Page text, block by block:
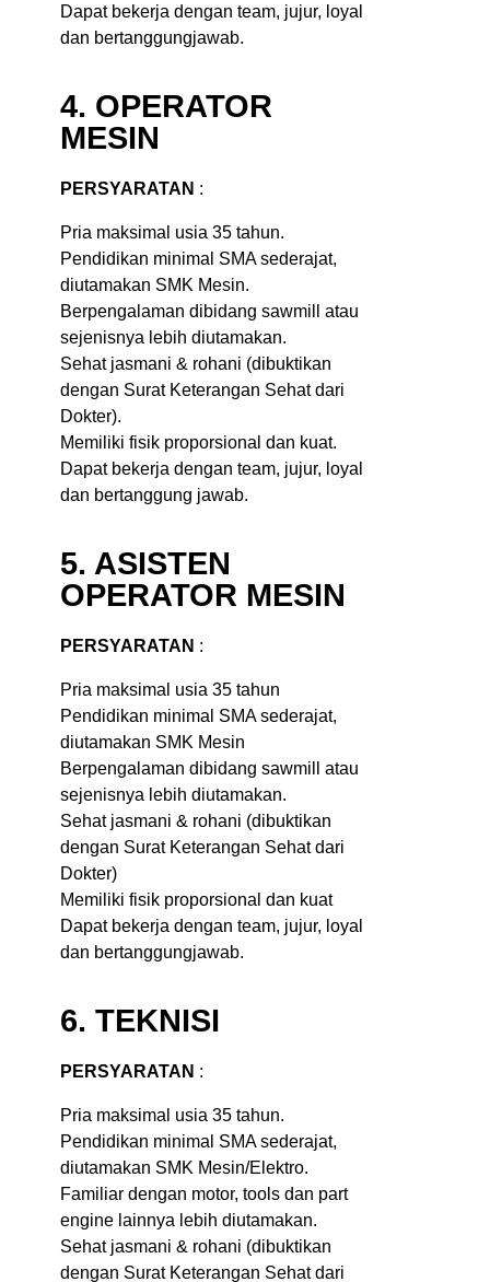
Dapat bekerja dengan team, jujur, loyal
dan bertanggungjawab.
4. OPERATOR
MESIN
PERSYARATAN :
Pria maksimal usia 35 tahun.
Pendidikan minimal SMA sederajat,
diutamakan SMK Mesin.
Berpengalaman dibidang sawmill atau
sejenisnya lebih diutamakan.
Sehat jasmani & rohani (dibuktikan
dengan Surat Keterangan Sehat dari
Dokter).
Memiliki fisik proporsional dan kuat.
Dapat bekerja dengan team, jujur, loyal
dan bertanggung jawab.
5. ASISTEN
OPERATOR MESIN
PERSYARATAN :
Pria maksimal usia 35 tahun
Pendidikan minimal SMA sederajat,
diutamakan SMK Mesin
Berpengalaman dibidang sawmill atau
sejenisnya lebih diutamakan.
Sehat jasmani & rohani (dibuktikan
dengan Surat Keterangan Sehat dari
Dokter)
Memiliki fisik proporsional dan kuat
Dapat bekerja dengan team, jujur, loyal
dan bertanggungjawab.
6. TEKNISI
PERSYARATAN :
Pria maksimal usia 35 tahun.
Pendidikan minimal SMA sederajat,
diutamakan SMK Mesin/Elektro.
Familiar dengan motor, tools dan part
engine lainnya lebih diutamakan.
Sehat jasmani & rohani (dibuktikan
dengan Surat Keterangan Sehat dari